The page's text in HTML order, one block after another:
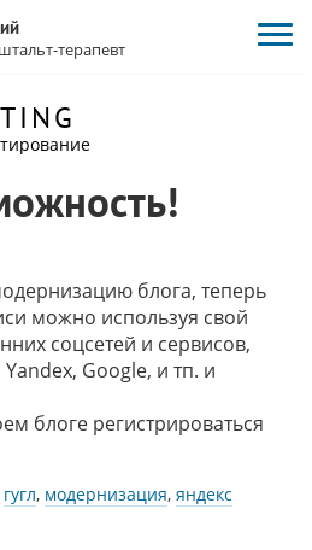
терапевт
блога, теперь
можно используя свой
соцсетей и сервисов,
Google, и тп. и
блоге регистрироваться
гугл, модернизация, яндекс